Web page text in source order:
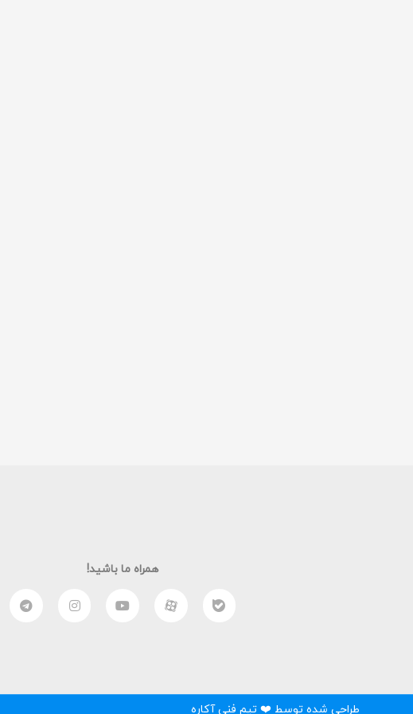
همراه ما باشید!
طراحی شده توسط ❤️ تیم فنی آکاره